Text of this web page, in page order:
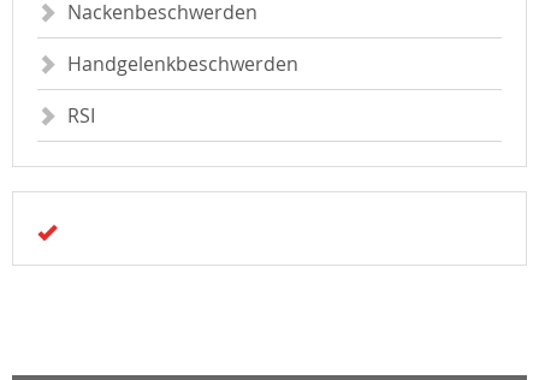
Nackenbeschwerden
Handgelenkbeschwerden
RSI